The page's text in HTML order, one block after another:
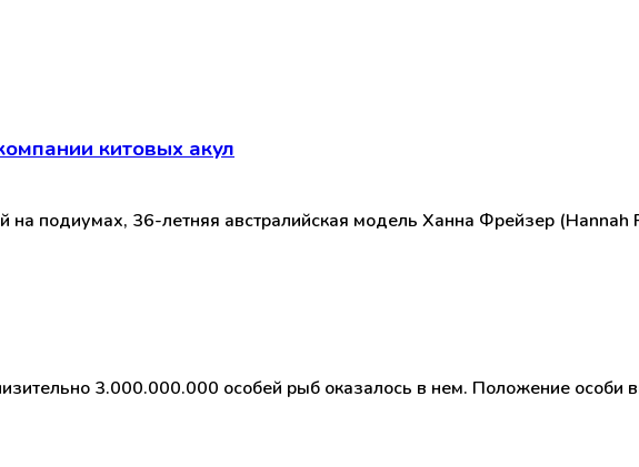
китовых акул
подиумах, 36-летняя австралийская модель Ханна Фрейзер (Hannah
3.000.000.000 особей рыб оказалось в нем. Положение особи